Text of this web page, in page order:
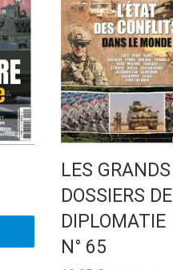
Ce
produit
LES GRANDS
DOSSIERS DE
DIPLOMATIE
N° 65